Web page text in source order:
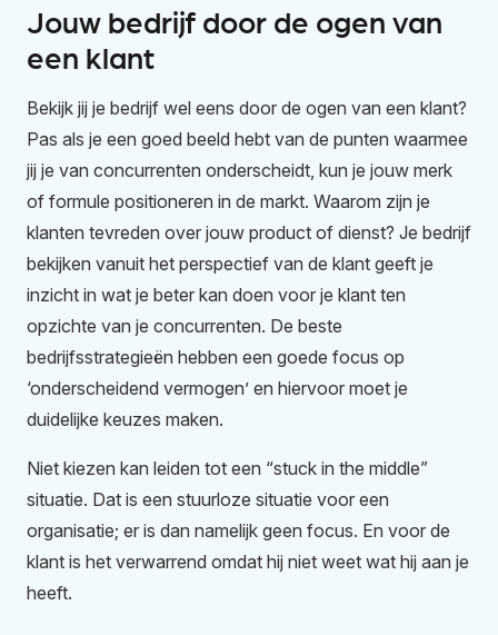
Jouw bedrijf door de ogen van
een klant
Bekijk jij je bedrijf wel eens door de ogen van een klant?
Pas als je een goed beeld hebt van de punten waarmee
jij je van concurrenten onderscheidt, kun je jouw merk
of formule positioneren in de markt. Waarom zijn je
klanten tevreden over jouw product of dienst? Je bedrijf
bekijken vanuit het perspectief van de klant geeft je
inzicht in wat je beter kan doen voor je klant ten
opzichte van je concurrenten. De beste
bedrijfsstrategieën hebben een goede focus op
‘onderscheidend vermogen’ en hiervoor moet je
duidelijke keuzes maken.
Niet kiezen kan leiden tot een “stuck in the middle”
situatie. Dat is een stuurloze situatie voor een
organisatie; er is dan namelijk geen focus. En voor de
klant is het verwarrend omdat hij niet weet wat hij aan je
heeft.